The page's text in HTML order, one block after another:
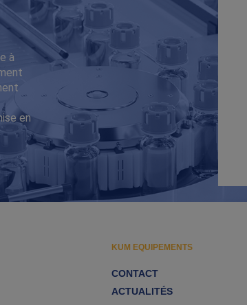
à
en
KUM EQUIPEMENTS
CONTACT
ACTUALITÉS